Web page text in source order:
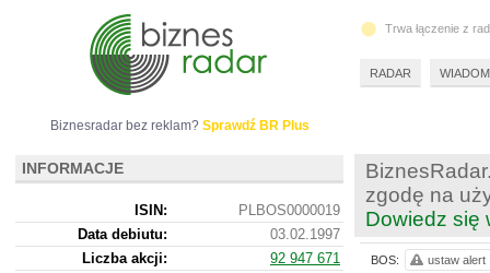
zgodę na
Dowiedz się
BOS: ustaw alert
Biznesradar bez reklam? Sprawdź BR Plus
INFORMACJE
ISIN:
PLBOS0000019
Data debiutu:
03.02.1997
Liczba akcji:
92 947 671
Trwa łączenie z
RADAR